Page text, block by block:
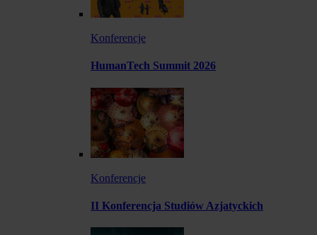
Konferencje
HumanTech Summit 2026
Konferencje
II Konferencja Studiów Azjatyckich